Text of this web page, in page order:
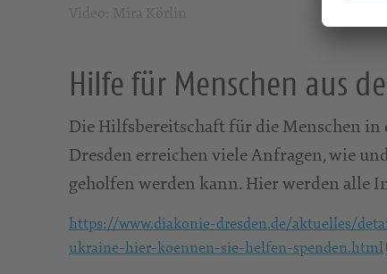
Hilfe für Menschen aus
Die Hilfsbereitschaft für die Menschen
Dresden erreichen viele Anfragen, wie
geholfen werden kann. Hier werden alle
https://www.diakonie-dresden.de/aktuelles/
ukraine-hier-koennen-sie-helfen-spenden.html